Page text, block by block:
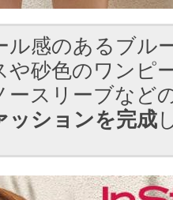
ル感のあるブル
や砂色のワンピ
ースリーブなど
ッションを完成